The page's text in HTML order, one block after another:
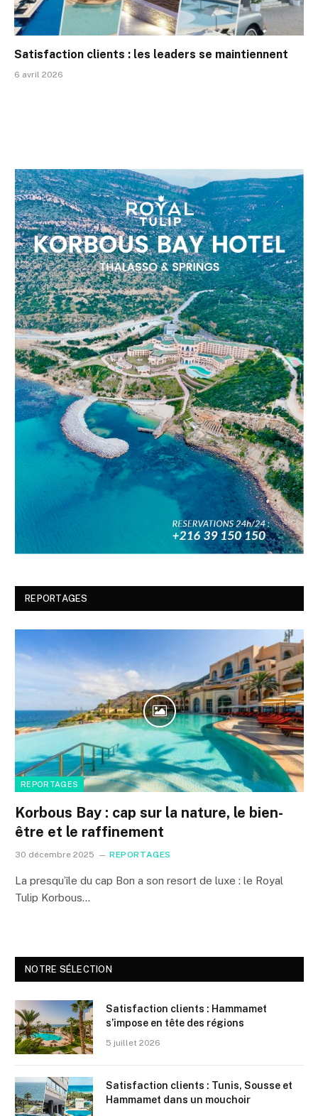
Satisfaction clients : les leaders se maintiennent
6 avril 2026
REPORTAGES
REPORTAGES
Korbous Bay : cap sur la nature, le bien-
être et le raffinement
30 décembre 2025 REPORTAGES
La presqu’île du cap Bon a son resort de luxe : le Royal
Tulip Korbous…
NOTRE SÉLECTION
Satisfaction clients : Hammamet
s’impose en tête des régions
5 juillet 2026
Satisfaction clients : Tunis, Sousse et
Hammamet dans un mouchoir